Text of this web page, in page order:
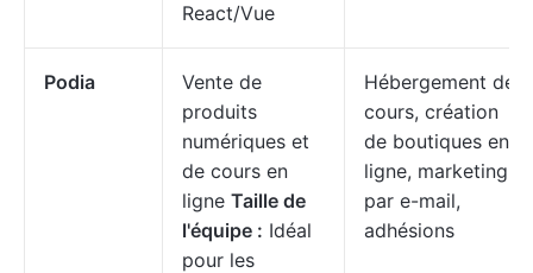
React/Vue
Podia
Vente de
produits
numériques et
de cours en
ligne Taille de
l'équipe : Idéal
pour les
Hébergement de
cours, création
de boutiques en
ligne, marketing
par e-mail,
adhésions